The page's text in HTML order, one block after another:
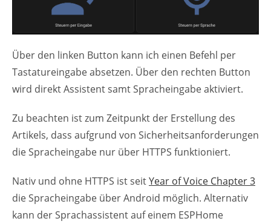
Über den linken Button kann ich einen Befehl per
Tastatureingabe absetzen. Über den rechten Button
wird direkt Assistent samt Spracheingabe aktiviert.
Zu beachten ist zum Zeitpunkt der Erstellung des
Artikels, dass aufgrund von Sicherheitsanforderungen
die Spracheingabe nur über HTTPS funktioniert.
Nativ und ohne HTTPS ist seitYear of Voice Chapter 3
die Spracheingabe über Android möglich. Alternativ
kann der Sprachassistent auf einem ESPHome